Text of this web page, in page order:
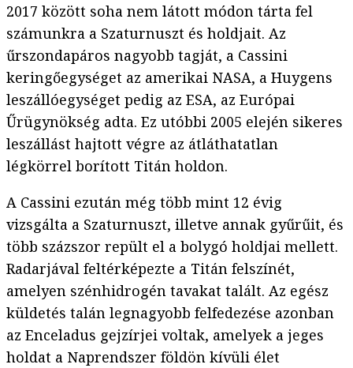
2017 között soha nem látott módon tárta fel
számunkra a Szaturnuszt és holdjait. Az
űrszondapáros nagyobb tagját, a Cassini
keringőegységet az amerikai NASA, a Huygens
leszállóegységet pedig az ESA, az Európai
Űrügynökség adta. Ez utóbbi 2005 elején sikeres
leszállást hajtott végre az átláthatatlan
légkörrel borított Titán holdon.
A Cassini ezután még több mint 12 évig
vizsgálta a Szaturnuszt, illetve annak gyűrűit, és
több százszor repült el a bolygó holdjai mellett.
Radarjával feltérképezte a Titán felszínét,
amelyen szénhidrogén tavakat talált. Az egész
küldetés talán legnagyobb felfedezése azonban
az Enceladus gejzírjei voltak, amelyek a jeges
holdat a Naprendszer földön kívüli élet